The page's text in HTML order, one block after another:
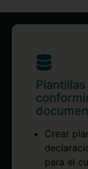
Crear
para el